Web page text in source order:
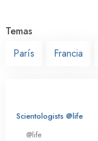
Temas
París
Francia
Scientologists @life
@life